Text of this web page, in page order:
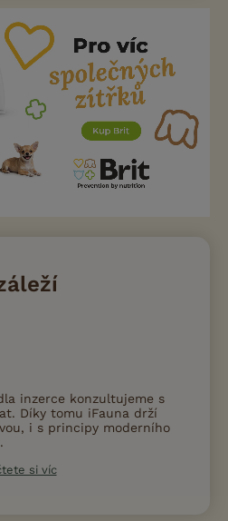
inzerce konzultujeme s
Díky tomu iFauna drží
i s principy moderního
si víc